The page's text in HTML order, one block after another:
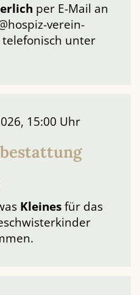
per E-Mail an
verein-
unter
15:00 Uhr
Kleinesfür das